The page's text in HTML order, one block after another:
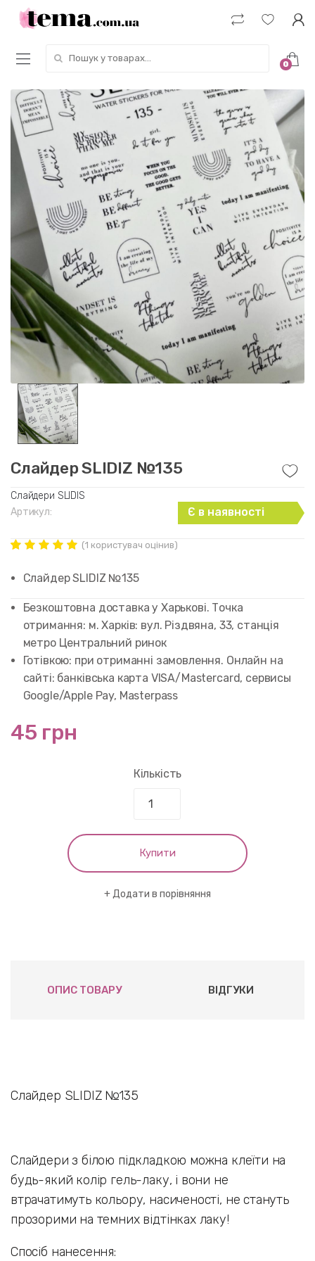
0
Слайдер SLIDIZ №135
Слайдери SLIDIS
Артикул:
Є в наявності
5.00
out of
5 based on
rating
(1 користувач оцінив)
Слайдер SLIDIZ №135
Безкоштовна доставка у Харькові. Точка
отримання: м. Харків: вул. Різдвяна, 33, станція
метро Центральний ринок
Готівкою: при отриманні замовлення. Онлайн на
сайті: банківська карта VISA/Mastercard, сервисы
Google/Apple Pay, Masterpass
45 грн
Кількість
Купити
Додати в порівняння
ОПИС ТОВАРУ ВІДГУКИ
Слайдер SLIDIZ №135
Слайдери з білою підкладкою можна клеїти на
будь-який колір гель-лаку, і вони не
втрачатимуть кольору, насиченості, не стануть
прозорими на темних відтінках лаку!
Спосіб нанесення: